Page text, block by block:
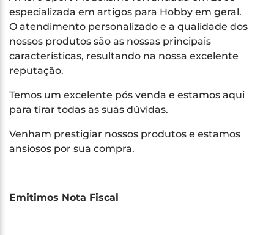
especializada em artigos para Hobby em geral.
O atendimento personalizado e a qualidade dos
nossos produtos são as nossas principais
características, resultando na nossa excelente
reputação.
Temos um excelente pós venda e estamos aqui
para tirar todas as suas dúvidas.
Venham prestigiar nossos produtos e estamos
ansiosos por sua compra.
Emitimos Nota Fiscal